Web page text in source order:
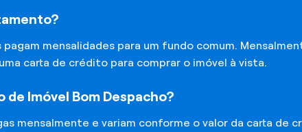
mensalidades para um fundo comum.
carta de crédito para comprar o imóvel à vista.
de Imóvel Bom Despacho?
mensalmente e variam conforme o valor da carta de